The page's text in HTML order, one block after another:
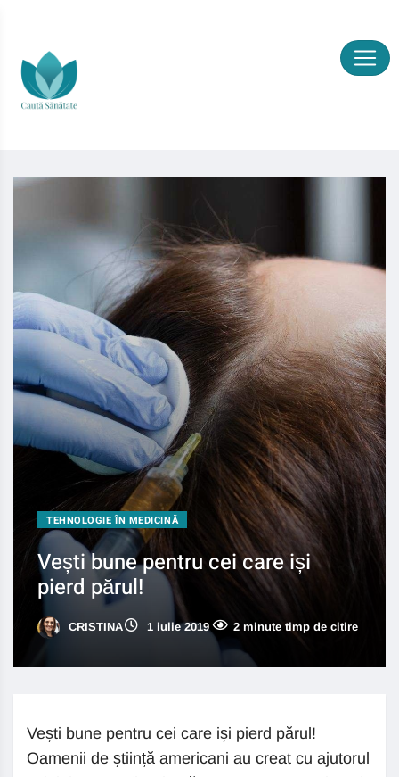
TEHNOLOGIE ÎN MEDICINĂ
Vești bune pentru cei care iși
pierd părul!
CRISTINA 1 iulie 2019 2 minute timp de citire
Vești bune pentru cei care iși pierd părul!
Oamenii de știință americani au creat cu ajutorul